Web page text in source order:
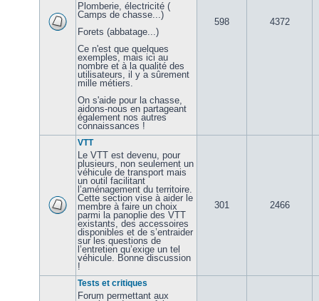
Plomberie, électricité (
Camps de chasse...)
Forets (abbatage...)
Ce n'est que quelques
exemples, mais ici au
nombre et à la qualité des
utilisateurs, il y a sûrement
mille métiers.
On s'aide pour la chasse,
aidons-nous en partageant
également nos autres
connaissances !
598 4372
VTT
Le VTT est devenu, pour
plusieurs, non seulement un
véhicule de transport mais
un outil facilitant
l’aménagement du territoire.
Cette section vise à aider le
membre à faire un choix
parmi la panoplie des VTT
existants, des accessoires
disponibles et de s’entraider
sur les questions de
l’entretien qu’exige un tel
véhicule. Bonne discussion
!
301 2466
Tests et critiques
Forum permettant aux